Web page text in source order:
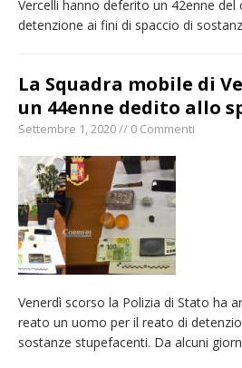
provvisoria»
Dieci anni fa
Vercelli hanno deferito un 42enne del
detenzione ai fini di spaccio di
La Squadra mobile di
un 44enne dedito allo
Settembre 1, 2020 // 0 Commenti
Venerdì scorso la Polizia di Stato ha
reato un uomo per il reato di
sostanze stupefacenti. Da alcuni